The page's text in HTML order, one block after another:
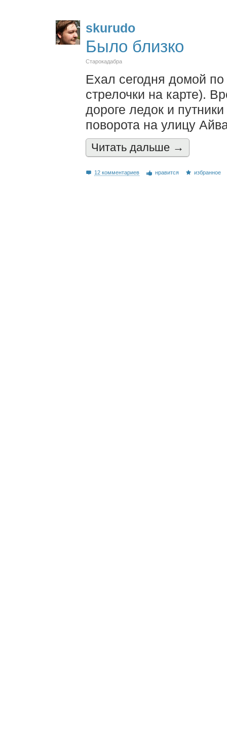
skurudo
Было близко
Старокадабра
Ехал сегодня домой
стрелочки на карте).
дороге ледок и
поворота на улицу
Читать дальшe →
12 комментариев нравится избранное